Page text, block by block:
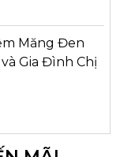
Măng Đen
Gia Đình Chị